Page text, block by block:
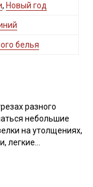
, Новый год
белья
разного
небольшие
на утолщениях,
легкие
до 5см от кромки,